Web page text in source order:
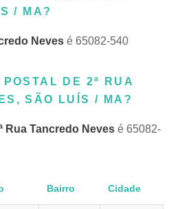
/ MA?
Neves é 65082-540
DE 2ª RUA
SÃO LUÍS / MA?
Rua Tancredo Neves é 65082-
Bairro Cidade